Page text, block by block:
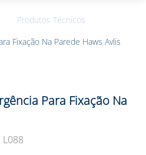
Produtos Técnicos
Fixação Na Parede Haws Avlis
Para Fixação Na
L088